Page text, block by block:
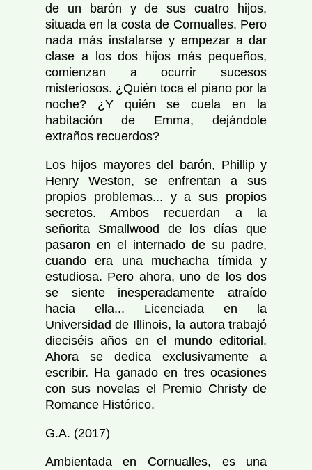
de un barón y de sus cuatro hijos,
situada en la costa de Cornualles. Pero
nada más instalarse y empezar a dar
clase a los dos hijos más pequeños,
comienzan a ocurrir sucesos
misteriosos. ¿Quién toca el piano por la
noche? ¿Y quién se cuela en la
habitación de Emma, dejándole
extraños recuerdos?
Los hijos mayores del barón, Phillip y
Henry Weston, se enfrentan a sus
propios problemas... y a sus propios
secretos. Ambos recuerdan a la
señorita Smallwood de los días que
pasaron en el internado de su padre,
cuando era una muchacha tímida y
estudiosa. Pero ahora, uno de los dos
se siente inesperadamente atraído
hacia ella... Licenciada en la
Universidad de Illinois, la autora trabajó
dieciséis años en el mundo editorial.
Ahora se dedica exclusivamente a
escribir. Ha ganado en tres ocasiones
con sus novelas el Premio Christy de
Romance Histórico.
G.A. (2017)
Ambientada en Cornualles, es una